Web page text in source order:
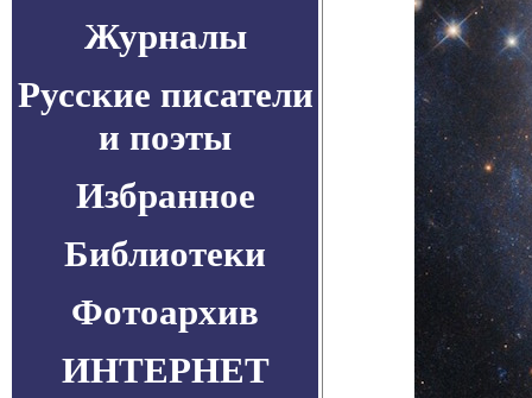
Журналы
Русские писатели
и поэты
Избранное
Библиотеки
Фотоархив
ИНТЕРНЕТ